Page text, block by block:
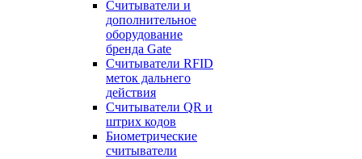
Считыватели и
дополнительное
оборудование
бренда Gate
Считыватели RFID
меток дальнего
действия
Считыватели QR и
штрих кодов
Биометрические
считыватели